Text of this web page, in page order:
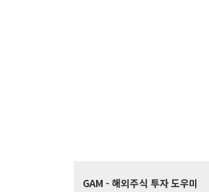
GAM - 해외주식 투자 도우미